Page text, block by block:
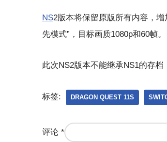
NS2版本将保留原版所有内容，
先模式”，目标画质1080p和60帧。
此次NS2版本不能继承NS1的存档
标签: DRAGON QUEST 11S
评论 *